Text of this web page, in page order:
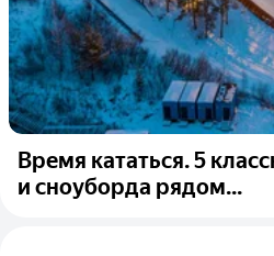
Время кататься. 5
и сноуборда рядом...